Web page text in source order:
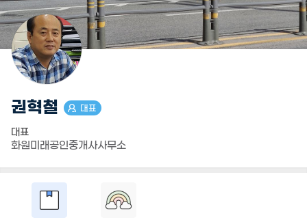
권혁철 대표
대표
화원미래공인중개사사무소